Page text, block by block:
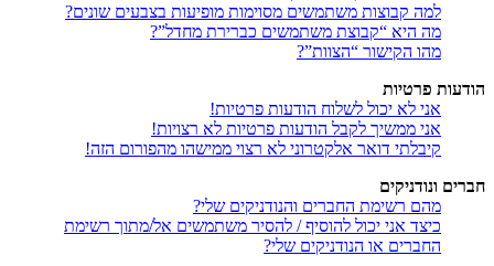
למה קבוצות משתמשים מסוימות מופיעות בצבעים שונים?
מה היא “קבוצת משתמשים כברירת מחדל”?
מהו הקישור “הצוות”?
הודעות פרטיות
אני לא יכול לשלוח הודעות פרטיות!
אני ממשיך לקבל הודעות פרטיות לא רצויות!
קיבלתי דואר אלקטרוני לא רצוי ממישהו מהפורום הזה!
חברים ונודניקים
מהם רשימת החברים והנודניקים שלי?
כיצד אני יכול להוסיף / להסיר משתמשים אל/מתוך רשימת
החברים או הנודניקים שלי?